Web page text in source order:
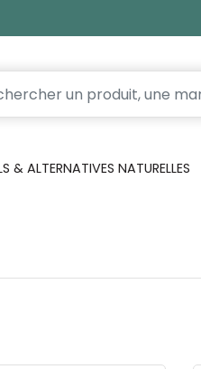
& ALTERNATIVES NATURELLES